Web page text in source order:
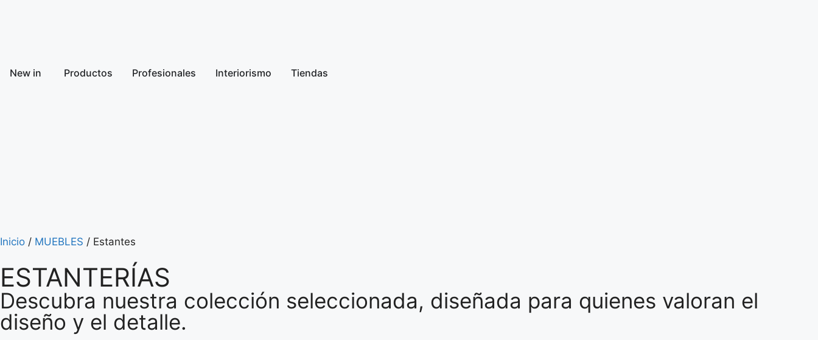
New in Productos Profesionales Interiorismo Tiendas
Inicio / MUEBLES / Estantes
ESTANTERÍAS
Descubra nuestra colección seleccionada, diseñada para quienes valoran el
diseño y el detalle.